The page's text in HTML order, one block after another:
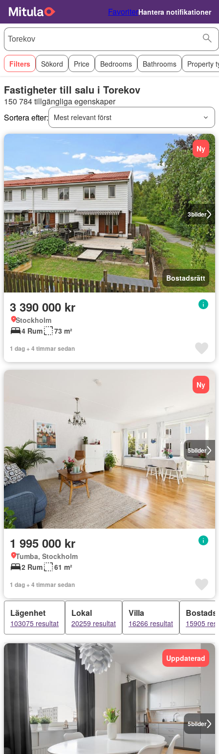
FavoriterHantera notifikationer
Filters Sökord Price Bedrooms Bathrooms Property
Fastigheter till salu i Torekov
150 784 tillgängliga egenskaper
Sortera efter:
Mest relevant först
3bilder
Ny
Bostadsrätt
3 390 000 kr
Stockholm
4 Rum
73 m²
1 dag + 4 timmar sedan
5bilder
Ny
1 995 000 kr
Tumba, Stockholm
2 Rum
61 m²
1 dag + 4 timmar sedan
Lägenhet
103075 resultat
Lokal
20259 resultat
Villa
16266 resultat 15905
5bilder
Uppdaterad